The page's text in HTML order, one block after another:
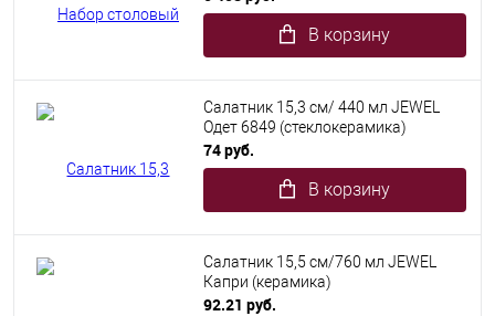
В корзину
Салатник 15,3 см/ 440 мл JEWEL
Одет 6849 (стеклокерамика)
74 руб.
В корзину
Салатник 15,5 см/760 мл JEWEL
Капри (керамика)
92.21 руб.